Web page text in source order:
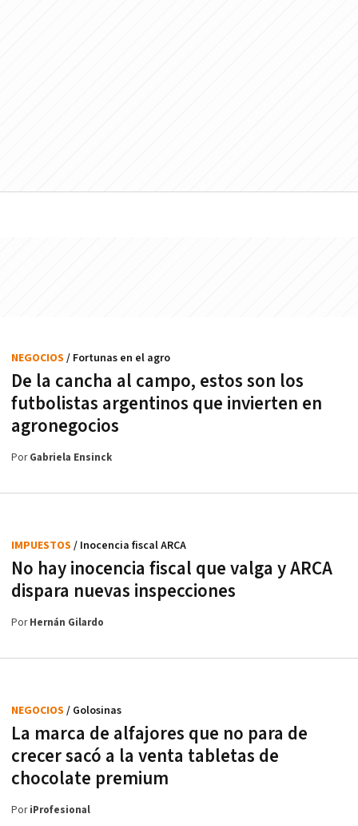
De la cancha al campo, estos son los
futbolistas argentinos que invierten en
agronegocios
NEGOCIOS / Fortunas en el agro
PorGabriela Ensinck
No hay inocencia fiscal que valga y ARCA
dispara nuevas inspecciones
IMPUESTOS / Inocencia fiscal ARCA
PorHernán Gilardo
La marca de alfajores que no para de
crecer sacó a la venta tabletas de
chocolate premium
NEGOCIOS / Golosinas
PoriProfesional